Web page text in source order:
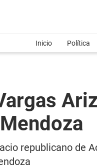
Inicio Política
republicano de